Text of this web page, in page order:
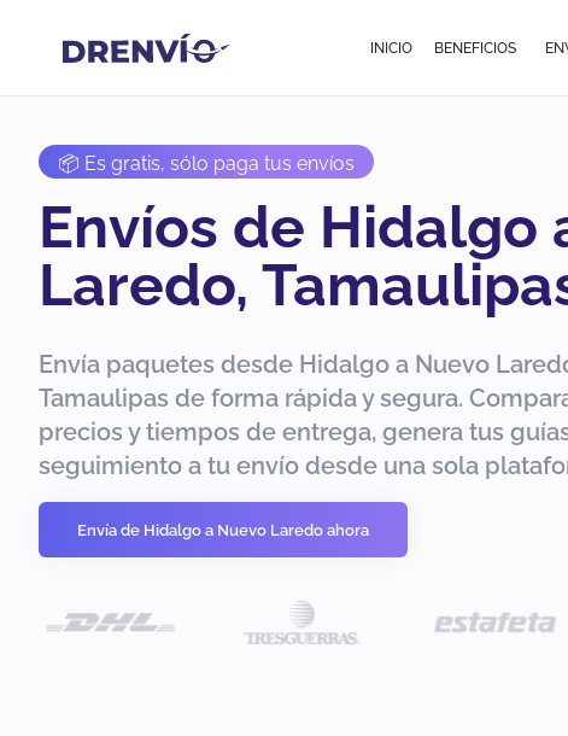
INICIO BENEFICIOS
📦 Es gratis, sólo paga tus envíos
Envíos de Hidalgo
Laredo,
Envía paquetes desde Hidalgo a Nuevo
Tamaulipas de forma rápida y segura.
precios y tiempos de entrega, genera tus
seguimiento a tu envío desde una sola
Envía de Hidalgo a Nuevo Laredo ahora